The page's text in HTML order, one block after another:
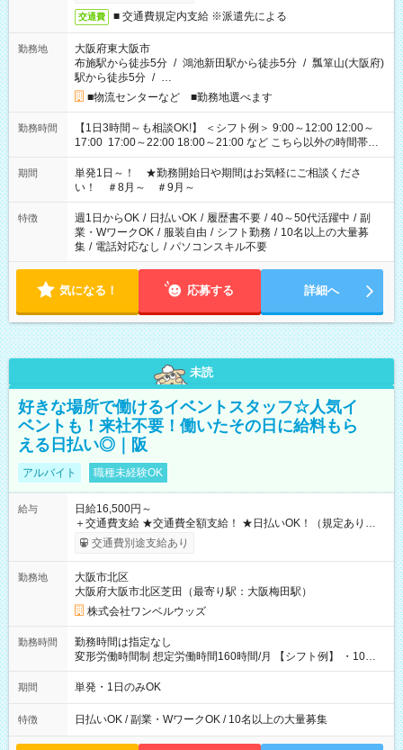
交通費 ■ 交通費規定内支給 ※派遣先による
勤務地
大阪府東大阪市
布施駅から徒歩5分 / 鴻池新田駅から徒歩5分 / 瓢箪山(大阪府)
駅から徒歩5分 / …
■物流センターなど ■勤務地選べます
勤務時間
【1日3時間～も相談OK!】 ＜シフト例＞ 9:00～12:00 12:00～
17:00 17:00～22:00 18:00～21:00 など こちら以外の時間帯も
お気軽にご相談ください！
期間
単発1日～！ ★勤務開始日や期間はお気軽にご相談くださ
い！ ＃8月～ ＃9月～
特徴 週1日からOK / 日払いOK / 履歴書不要 / 40～50代活躍中 / 副
業・WワークOK / 服装自由 / シフト勤務 / 10名以上の大量募
集 / 電話対応なし / パソコンスキル不要
気になる！ 応募する 詳細へ
未読
好きな場所で働けるイベントスタッフ☆人気イ
ベントも！来社不要！働いたその日に給料もら
える日払い◎｜阪
アルバイト 職種未経験OK
給与
日給16,500円～
＋交通費支給 ★交通費全額支給！ ★日払いOK！（規定あり） ┗
働いたその日に現金GET♪ お仕事後はコンビニATMから 日払
交通費別途支給あり
勤務地
大阪市北区
大阪府大阪市北区芝田（最寄り駅：大阪梅田駅）
株式会社ワンベルウッズ
勤務時間
勤務時間は指定なし
変形労働時間制 想定労働時間160時間/月 【シフト例】 ・10：
00～20：00
期間 単発・1日のみOK
特徴 日払いOK / 副業・WワークOK / 10名以上の大量募集